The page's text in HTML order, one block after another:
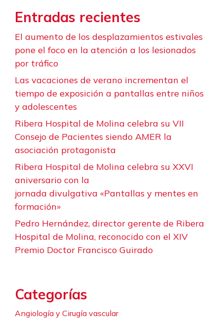
Entradas recientes
El aumento de los desplazamientos estivales
pone el foco en la atención a los lesionados
por tráfico
Las vacaciones de verano incrementan el
tiempo de exposición a pantallas entre niños
y adolescentes
Ribera Hospital de Molina celebra su VII
Consejo de Pacientes siendo AMER la
asociación protagonista
Ribera Hospital de Molina celebra su XXVI
aniversario con la
jornada divulgativa «Pantallas y mentes en
formación»
Pedro Hernández, director gerente de Ribera
Hospital de Molina, reconocido con el XIV
Premio Doctor Francisco Guirado
Categorías
Angiología y Cirugía vascular